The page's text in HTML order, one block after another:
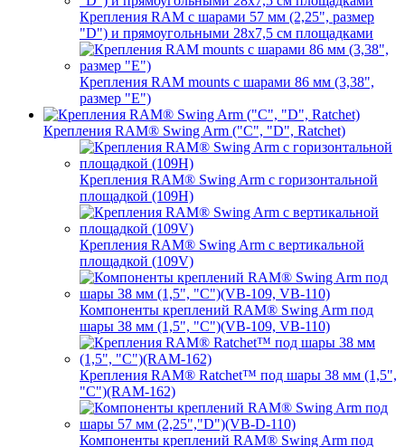
Крепления RAM с шарами 57 мм (2,25", размер
"D") и прямоугольными 28х7,5 см площадками
Крепления RAM mounts с шарами 86 мм (3,38",
размер "E")
Крепления RAM® Swing Arm ("C", "D", Ratchet)
Крепления RAM® Swing Arm с горизонтальной
площадкой (109H)
Крепления RAM® Swing Arm с вертикальной
площадкой (109V)
Компоненты креплений RAM® Swing Arm под
шары 38 мм (1,5", "C")(VB-109, VB-110)
Крепления RAM® Ratchet™ под шары 38 мм (1,5",
"C")(RAM-162)
Компоненты креплений RAM® Swing Arm под